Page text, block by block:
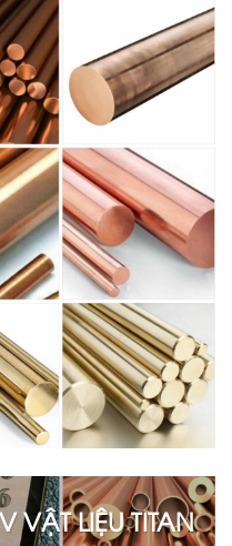
VẬT LIỆU TITAN